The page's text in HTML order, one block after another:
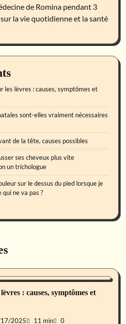
de Romina pendant 3
la vie quotidienne et la santé
les lèvres : causes, symptômes et
sont-elles vraiment nécessaires
de la tête, causes possibles
ses cheveux plus vite
un trichologue
sur le dessus du pied lorsque je
qui ne va pas ?
: causes, symptômes et
2025 11 min 0